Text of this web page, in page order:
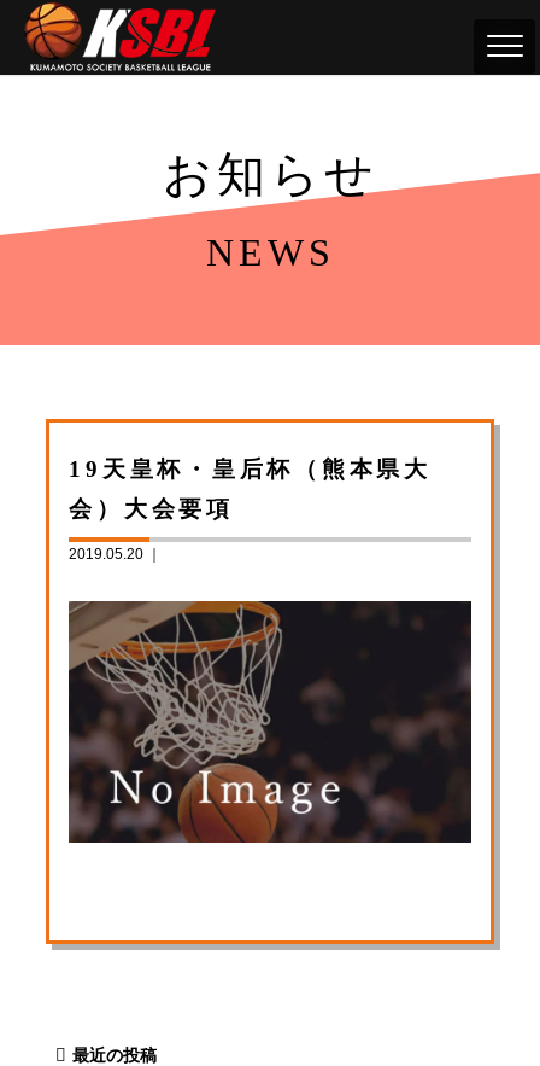
お知らせ
NEWS
19天皇杯・皇后杯（熊本県大
会）大会要項
2019.05.20 ｜
最近の投稿